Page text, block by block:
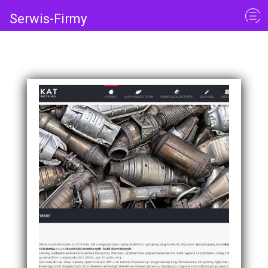
Serwis-Firmy